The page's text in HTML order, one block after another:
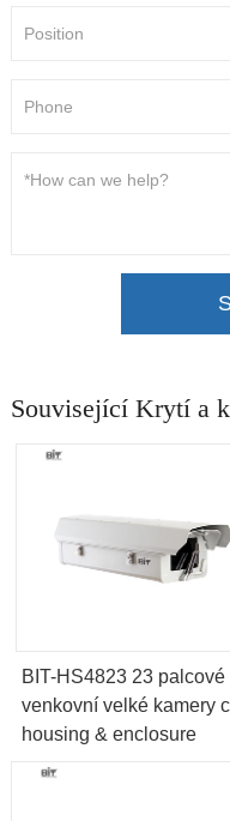
Související Krytí a
BIT-HS4823 23 palcové
venkovní velké kamery
housing & enclosure